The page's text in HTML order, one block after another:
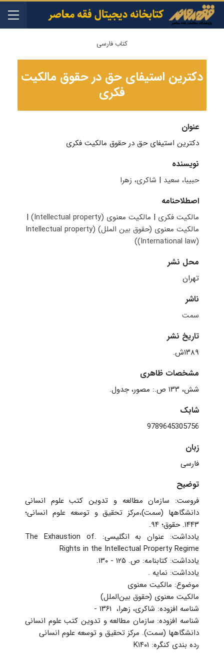
کتاب فارسی
دکترین استیفای حق در حقوق مالکیت
فکری
عنوان
دکترین استیفای حق در حقوق مالکیت فکری
نویسنده
حبیبا، سعید | شاکری، زهرا
اصطلاحنامه
مالکیت فکری | مالکیت معنوی (Intellectual property)
|
مالکیت معنوی (حقوق بین الملل)‬ (Intellectual property
(International law))
محل نشر
تهران
ناشر
سمت
تاریخ نشر
۱۳۸۹ش.
مشخصات ظاهری
شابک
9789645305756
زبان
فارسی
توضیح
فروست: سازمان مطالعه و تدوین کتب علوم انسانی
دانشگاهها‏‫ (سمت)‏‫،مرکز تحقیق و توسعه علوم انسانی؛
۱۴۴۳. حقوق؛ ۹۴.
‏یادداشت: ‏‫عنوان به انگلیسی: .The Exhaustion of
Rights in the Intellectual Property Regime‭‬
‏یادداشت: کتابنامه: ص. ۱۲۵ - ۱۳۰.
‏یادداشت: نمایه .
‏موضوع: مالکیت معنوی
‏شناسه افزوده: شاکری، زهرا، ‏‫ ۱۳۶۱ -‏
‏شناسه افزوده: ‏‫سازمان مطالعه و تدوین کتب علوم انسانی
دانشگاهها‏‫ (سمت)‏‫. مرکز تحقیق و توسعه علوم انسانی
‏رده بندی کنگره: ‏‫‬‭K۱۴۰۱